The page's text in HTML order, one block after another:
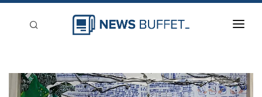
新聞稿分類